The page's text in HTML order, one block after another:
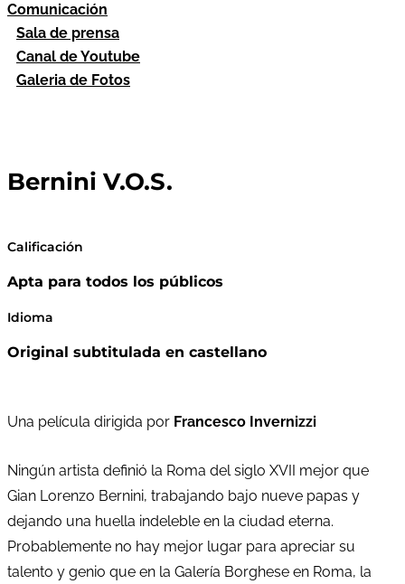
Comunicación
Sala de prensa
Canal de Youtube
Galeria de Fotos
Bernini V.O.S.
Calificación
Apta para todos los públicos
Idioma
Original subtitulada en castellano
Una película dirigida por Francesco Invernizzi
Ningún artista definió la Roma del siglo XVII mejor que
Gian Lorenzo Bernini, trabajando bajo nueve papas y
dejando una huella indeleble en la ciudad eterna.
Probablemente no hay mejor lugar para apreciar su
talento y genio que en la Galería Borghese en Roma, la